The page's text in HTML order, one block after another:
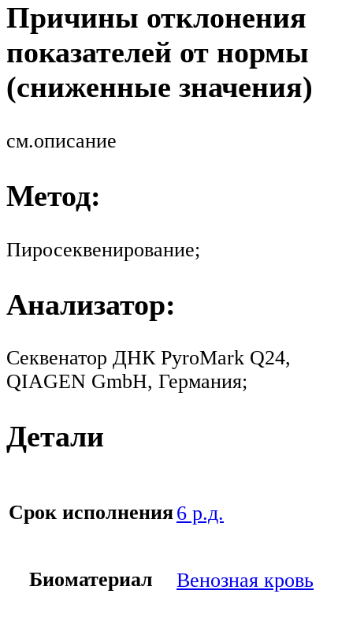
Причины отклонения
показателей от нормы
(сниженные значения)
см.описание
Метод:
Пиросеквенирование;
Анализатор:
Секвенатор ДНК PyroMark Q24,
QIAGEN GmbH, Германия;
Детали
Срок исполнения6 р.д.
Биоматериал Венозная кровь